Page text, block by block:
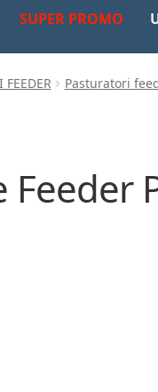
SUPER PROMO
FEEDER Pasturatori